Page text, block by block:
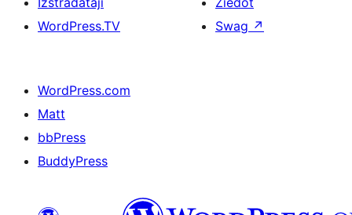
WordPress.TV
Swag ↗
WordPress.com
Matt
bbPress
BuddyPress